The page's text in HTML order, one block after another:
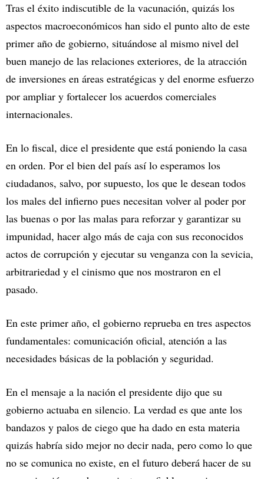
Tras el éxito indiscutible de la vacunación, quizás los
aspectos macroeconómicos han sido el punto alto de este
primer año de gobierno, situándose al mismo nivel del
buen manejo de las relaciones exteriores, de la atracción
de inversiones en áreas estratégicas y del enorme esfuerzo
por ampliar y fortalecer los acuerdos comerciales
internacionales.
En lo fiscal, dice el presidente que está poniendo la casa
en orden. Por el bien del país así lo esperamos los
ciudadanos, salvo, por supuesto, los que le desean todos
los males del infierno pues necesitan volver al poder por
las buenas o por las malas para reforzar y garantizar su
impunidad, hacer algo más de caja con sus reconocidos
actos de corrupción y ejecutar su venganza con la sevicia,
arbitrariedad y el cinismo que nos mostraron en el
pasado.
En este primer año, el gobierno reprueba en tres aspectos
fundamentales: comunicación oficial, atención a las
necesidades básicas de la población y seguridad.
En el mensaje a la nación el presidente dijo que su
gobierno actuaba en silencio. La verdad es que ante los
bandazos y palos de ciego que ha dado en esta materia
quizás habría sido mejor no decir nada, pero como lo que
no se comunica no existe, en el futuro deberá hacer de su